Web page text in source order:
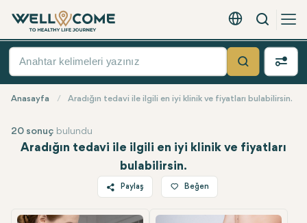
Türkçe - EUR
Arama
Hızlı
Ara
Anasayfa Aradığın tedavi ile ilgili en iyi klinik ve fiyatları bulabilirsin.
Aradığın tedavi ile ilgili en iyi klinik ve fiyatları
bulabilirsin.
20 sonuç bulundu
Paylaş
Twitter
Beğen